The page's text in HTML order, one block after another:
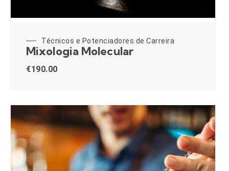
Técnicos e Potenciadores de Carreira
Mixologia Molecular
€190.00